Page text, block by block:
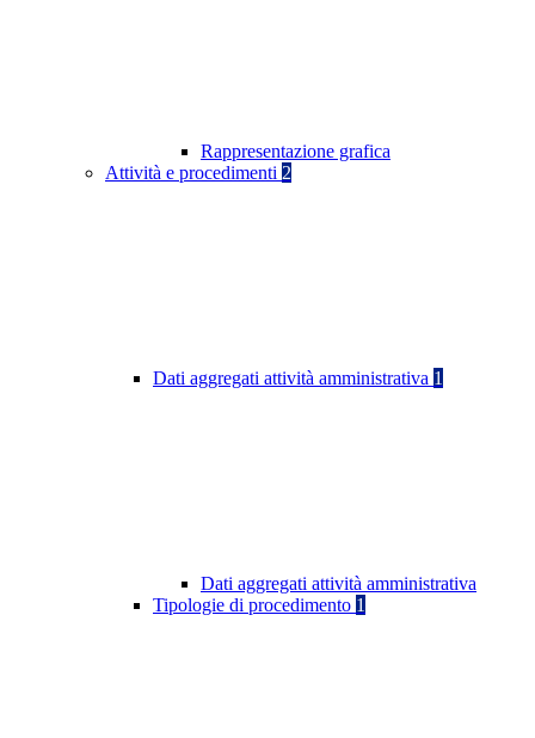
Rappresentazione grafica
Attività e procedimenti 2
Dati aggregati attività amministrativa 1
Dati aggregati attività amministrativa
Tipologie di procedimento 1